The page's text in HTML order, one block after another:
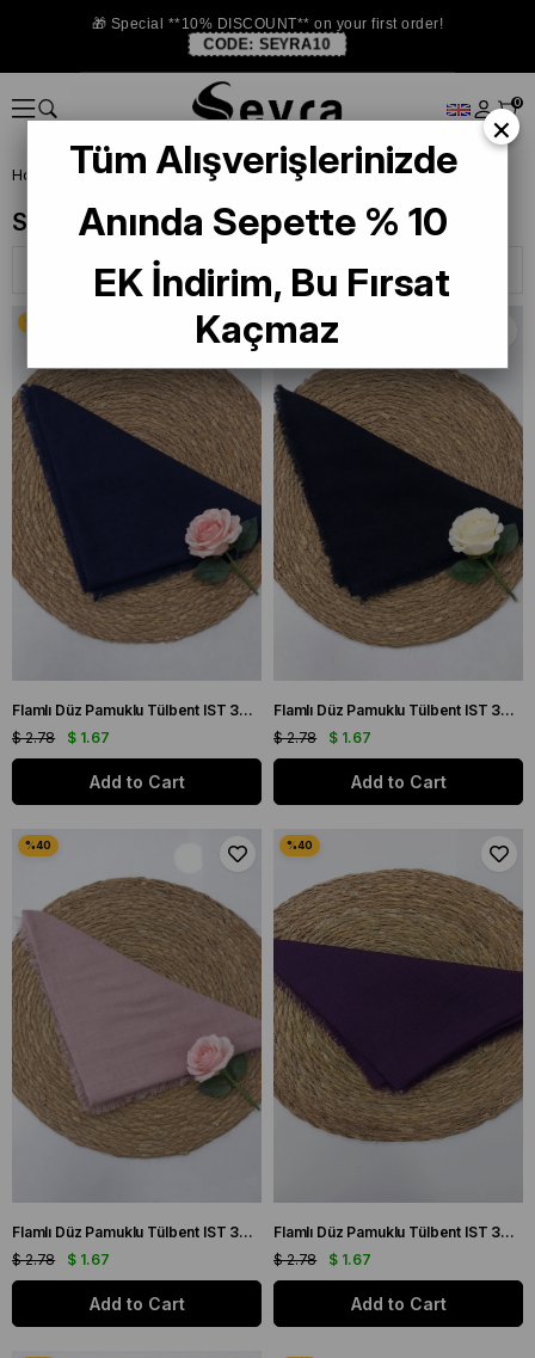
🎁 Special **10% DISCOUNT** on your first order!
CODE: SEYRA10
0
Homepage SCARF Silkhome Scarf
Silkhome Scarf
Filtering
Sort
Flamlı Düz Pamuklu Tülbent IST 3434-07 Lacivert Düz Desen
$ 1.67
$ 2.78
Add to Cart
Flamlı Düz Pamuklu Tülbent IST 3434-08 Siyah Düz Desen
$ 1.67
$ 2.78
Add to Cart
Flamlı Düz Pamuklu Tülbent IST 3434-09 Pembe Düz Desen
$ 1.67
$ 2.78
Add to Cart
Flamlı Düz Pamuklu Tülbent IST 3434-12 Mürdüm Düz Desen
$ 1.67
$ 2.78
Add to Cart
×
Tüm Alışverişlerinizde
Anında Sepette % 10
EK İndirim, Bu Fırsat
Kaçmaz